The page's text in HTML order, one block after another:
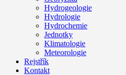
Hydrogeologie
Hydrologie
Hydrochemie
Jednotky
Klimatologie
Meteorologie
Rejstřík
Kontakt